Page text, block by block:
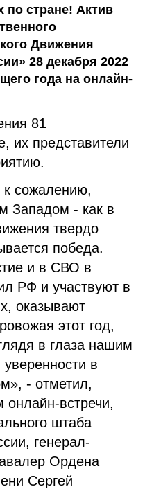
по стране! Актив
Движения
28 декабря 2022
года на онлайн-
81
их представители
сожалению,
Западом - как в
твердо
победа.
и в СВО в
РФ и участвуют в
оказывают
этот год,
в глаза нашим
в
- отметил,
онлайн-встречи,
штаба
генерал-
Ордена
Сергей